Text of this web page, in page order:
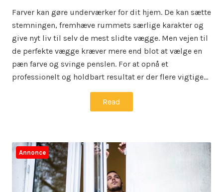
Farver kan gøre underværker for dit hjem. De kan sætte
stemningen, fremhæve rummets særlige karakter og
give nyt liv til selv de mest slidte vægge. Men vejen til
de perfekte vægge kræver mere end blot at vælge en
pæn farve og svinge penslen. For at opnå et
professionelt og holdbart resultat er der flere vigtige…
Read
Annonce